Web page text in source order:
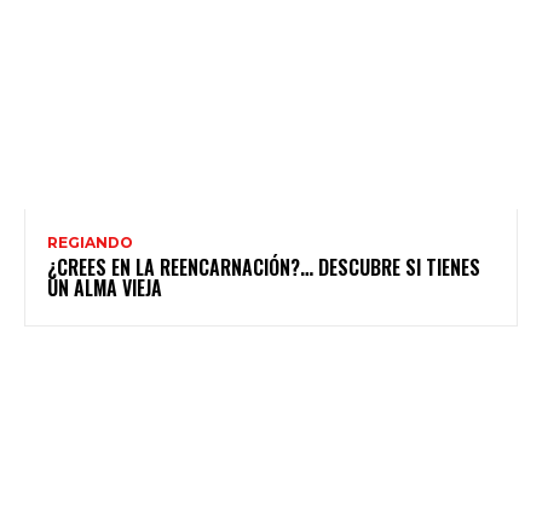
REGIANDO
¿CREES EN LA REENCARNACIÓN?… DESCUBRE SI TIENES
UN ALMA VIEJA